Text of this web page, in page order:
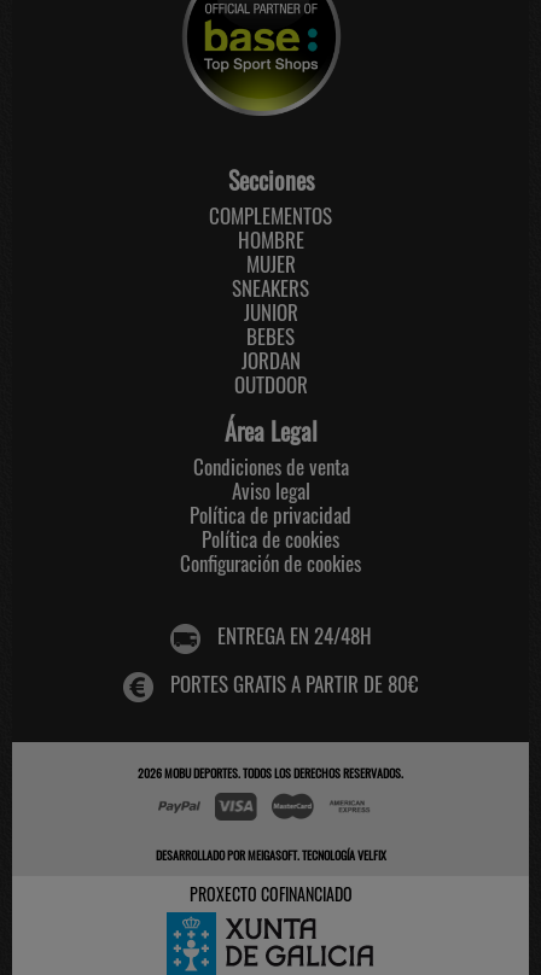
Secciones
COMPLEMENTOS
HOMBRE
MUJER
SNEAKERS
JUNIOR
BEBES
JORDAN
OUTDOOR
Área Legal
Condiciones de venta
Aviso legal
Política de privacidad
Política de cookies
Configuración de cookies
ENTREGA EN 24/48H
PORTES GRATIS A PARTIR DE 80€
2026MOBU DEPORTES. TODOS LOS DERECHOS RESERVADOS.
DESARROLLADO PORMEIGASOFT.TECNOLOGÍA VELFIX
PROXECTO COFINANCIADO